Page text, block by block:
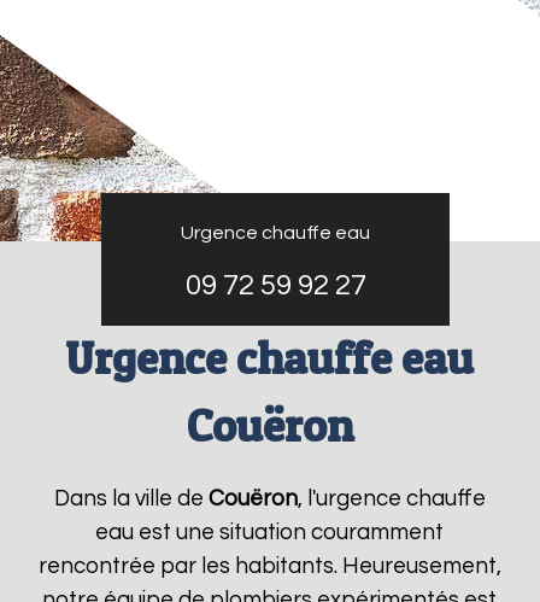
Urgence chauffe eau
09 72 59 92 27
Urgence chauffe eau
Couëron
Dans la ville de Couëron, l'urgence chauffe
eau est une situation couramment
rencontrée par les habitants. Heureusement,